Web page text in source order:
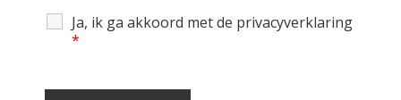
Ja, ik ga akkoord met de privacyverklaring
*